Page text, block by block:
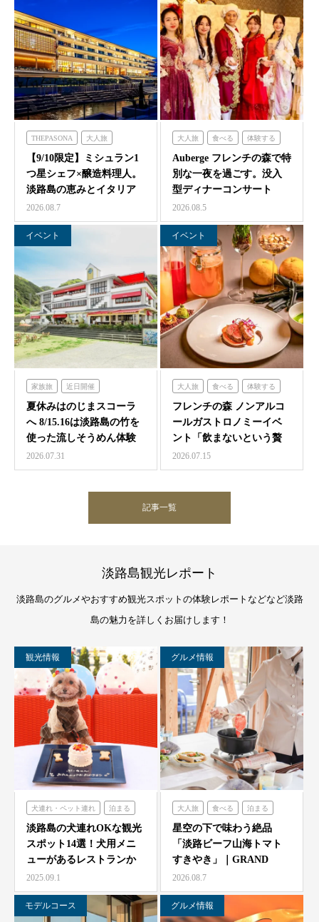
THEPASONA 大人旅
食べる 体験する
【9/10限定】ミシュラン1
つ星シェフ×醸造料理人。
淡路島の恵みとイタリア
料理の感性が交わ…
2026.08.7
大人旅 食べる 体験する
泊まる フレンチの森
Auberge フレンチの森で特
別な一夜を過ごす。没入
型ディナーコンサート
『サロン・ド・モ…
2026.08.5
イベント
家族旅 近日開催
のじまスコーラ
夏休みはのじまスコーラ
へ 8/15.16は淡路島の竹を
使った流しそうめん体験
2026.07.31
イベント
大人旅 食べる 体験する
フレンチの森
フレンチの森 ノンアルコ
ールガストロノミーイベ
ント「飲まないという贅
沢 ～香りと味覚の館～…
2026.07.15
記事一覧
淡路島観光レポート
淡路島のグルメやおすすめ観光スポットの体験レポートなどなど淡路
島の魅力を詳しくお届けします！
観光情報
犬連れ・ペット連れ 泊まる
ミエレザガーデン
のじまスコーラ
シェフガーデン
淡路島の犬連れOKな観光
スポット14選！犬用メニ
ューがあるレストランか
らペット可ホテルまで…
2025.09.1
グルメ情報
大人旅 食べる 泊まる
グランシャリオ
星空の下で味わう絶品
「淡路ビーフ山海トマト
すきやき」｜GRAND
CHARIOT 北斗七星…
2026.08.7
モデルコース グルメ情報